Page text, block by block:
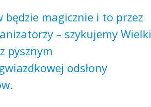
magicznie i to przez
– szykujemy Wielki
pysznym
odsłony